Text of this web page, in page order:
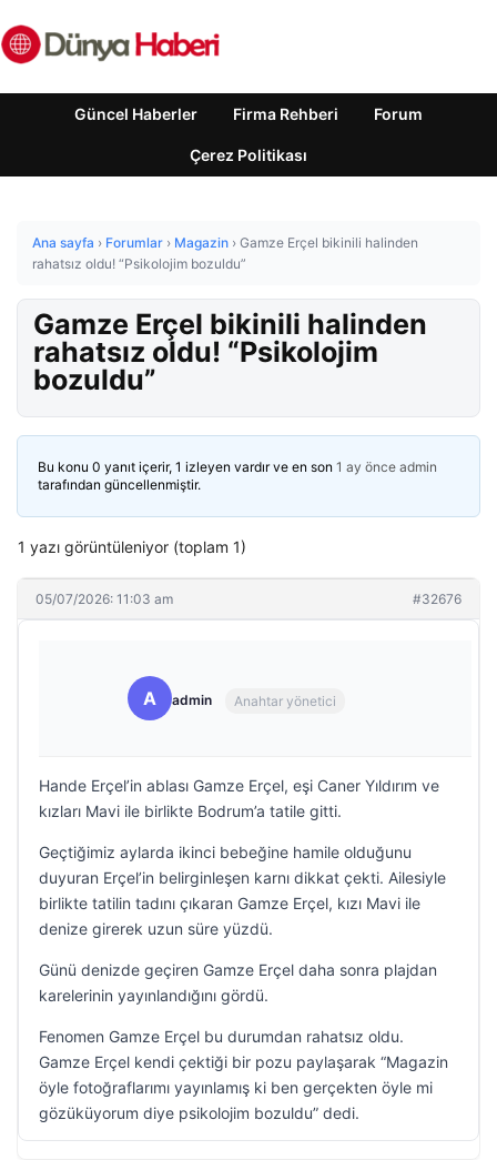
Güncel Haberler Firma Rehberi Forum
Çerez Politikası
Ana sayfa › Forumlar › Magazin › Gamze Erçel bikinili halinden
rahatsız oldu! “Psikolojim bozuldu”
Gamze Erçel bikinili halinden
rahatsız oldu! “Psikolojim
bozuldu”
Bu konu 0 yanıt içerir, 1 izleyen vardır ve en son 1 ay önce admin
tarafından güncellenmiştir.
1 yazı görüntüleniyor (toplam 1)
05/07/2026: 11:03 am #32676
A admin Anahtar yönetici
Hande Erçel’in ablası Gamze Erçel, eşi Caner Yıldırım ve
kızları Mavi ile birlikte Bodrum’a tatile gitti.
Geçtiğimiz aylarda ikinci bebeğine hamile olduğunu
duyuran Erçel’in belirginleşen karnı dikkat çekti. Ailesiyle
birlikte tatilin tadını çıkaran Gamze Erçel, kızı Mavi ile
denize girerek uzun süre yüzdü.
Günü denizde geçiren Gamze Erçel daha sonra plajdan
karelerinin yayınlandığını gördü.
Fenomen Gamze Erçel bu durumdan rahatsız oldu.
Gamze Erçel kendi çektiği bir pozu paylaşarak “Magazin
öyle fotoğraflarımı yayınlamış ki ben gerçekten öyle mi
gözüküyorum diye psikolojim bozuldu” dedi.